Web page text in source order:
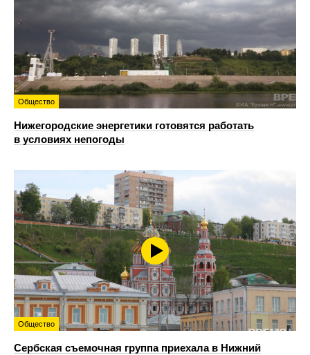
Общество
Нижегородские энергетики готовятся работать
в условиях непогоды
Общество
Сербская съемочная группа приехала в Нижний